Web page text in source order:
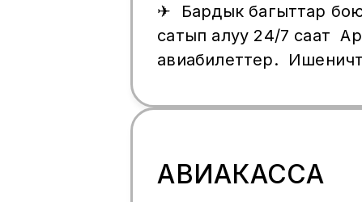
✈ Бардык багыттар
сатып алуу 24/7 саат
авиабилеттер.
AviaTraffic, Ural, Aeroflot
кайрылсаназдар болот.
АВИАКАССА